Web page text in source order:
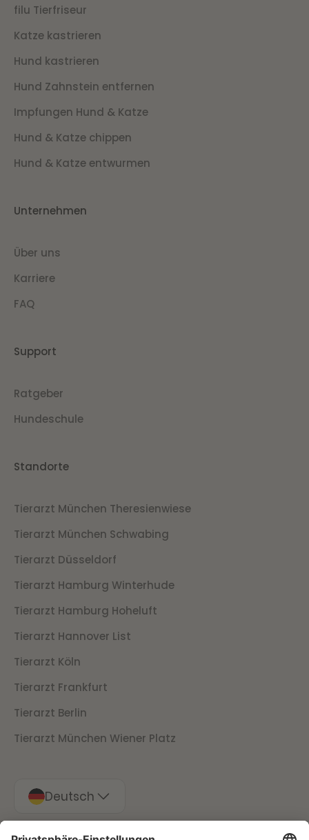
filu Tierfriseur
Katze kastrieren
Hund kastrieren
Hund Zahnstein entfernen
Impfungen Hund & Katze
Hund & Katze chippen
Hund & Katze entwurmen
Unternehmen
Über uns
Karriere
FAQ
Support
Ratgeber
Hundeschule
Standorte
Tierarzt München Theresienwiese
Tierarzt München Schwabing
Tierarzt Düsseldorf
Tierarzt Hamburg Winterhude
Tierarzt Hamburg Hoheluft
Tierarzt Hannover List
Tierarzt Köln
Tierarzt Frankfurt
Tierarzt Berlin
Tierarzt München Wiener Platz
Deutsch